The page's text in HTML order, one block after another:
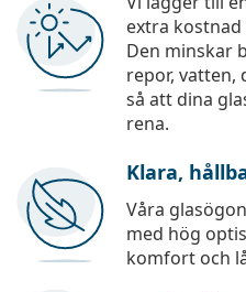
extra kostnad
Den minskar
repor, vatten,
så att dina
rena.
Klara,
Våra
med hög
komfort och